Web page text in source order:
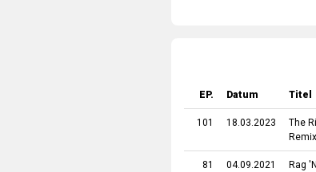
EP. Datum Titel
101 18.03.2023 The
81 04.09.2021 Rag